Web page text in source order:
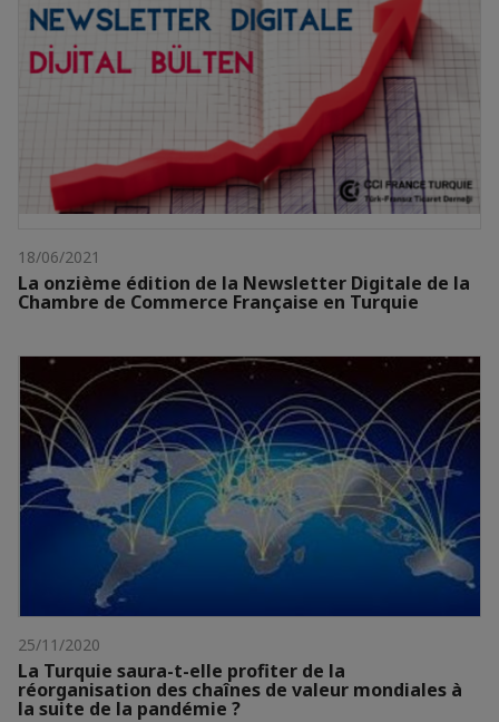
18/06/2021
La onzième édition de la Newsletter Digitale de la
Chambre de Commerce Française en Turquie
25/11/2020
La Turquie saura-t-elle profiter de la
réorganisation des chaînes de valeur mondiales à
la suite de la pandémie ?